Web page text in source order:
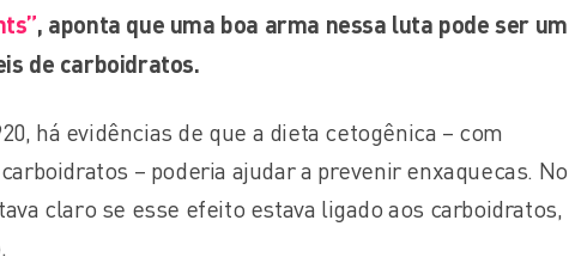
, aponta que uma boa arma nessa luta pode ser
de carboidratos.
há evidências de que a dieta cetogênica – com
– poderia ajudar a prevenir enxaquecas. No
claro se esse efeito estava ligado aos carboidratos,